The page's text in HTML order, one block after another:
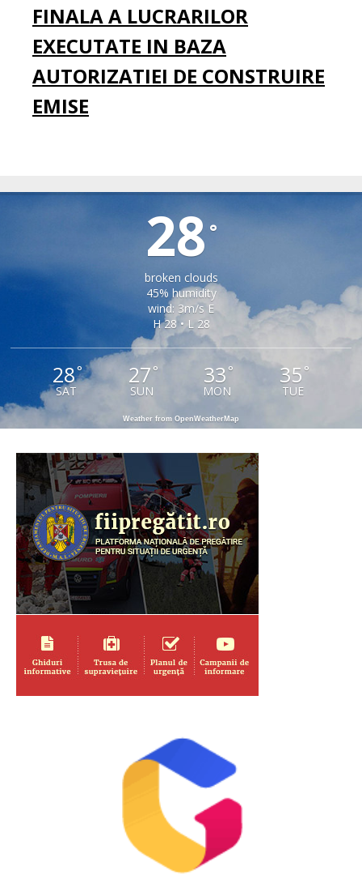
FINALA A LUCRARILOR
EXECUTATE IN BAZA
AUTORIZATIEI DE CONSTRUIRE
EMISE
28°
broken clouds
45% humidity
wind: 3m/s E
H 28 • L 28
28°
SAT
27 °
SUN
33 °
MON
35 °
TUE
Weather from OpenWeatherMap